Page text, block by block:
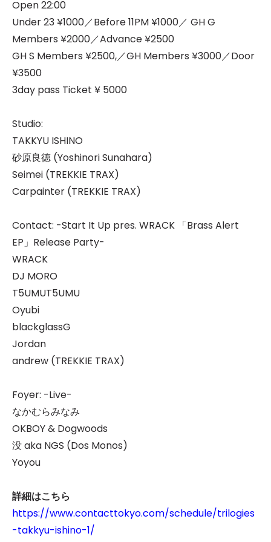
Open 22:00
Under 23 ¥1000／Before 11PM ¥1000／ GH G
Members ¥2000／Advance ¥2500
GH S Members ¥2500,／GH Members ¥3000／Door
¥3500
3day pass Ticket ¥ 5000
Studio:
TAKKYU ISHINO
砂原良徳 (Yoshinori Sunahara)
Seimei (TREKKIE TRAX)
Carpainter (TREKKIE TRAX)
Contact: -Start It Up pres. WRACK 「Brass Alert
EP」Release Party-
WRACK
DJ MORO
T5UMUT5UMU
Oyubi
blackglassG
Jordan
andrew (TREKKIE TRAX)
Foyer: -Live-
なかむらみなみ
OKBOY & Dogwoods
没 aka NGS (Dos Monos)
Yoyou
詳細はこちら
https://www.contacttokyo.com/schedule/trilogies
-takkyu-ishino-1/